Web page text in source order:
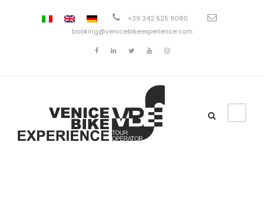
+39 342 525 9080
booking@venicebikeexperience.com